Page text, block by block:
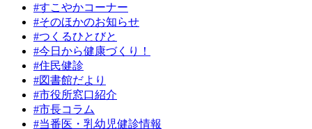
#すこやかコーナー
#そのほかのお知らせ
#つくるひとびと
#今日から健康づくり！
#住民健診
#図書館だより
#市役所窓口紹介
#市長コラム
#当番医・乳幼児健診情報